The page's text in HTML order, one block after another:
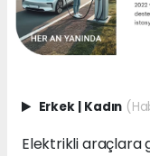
Erkek Kadın
Elektrikli araçlara